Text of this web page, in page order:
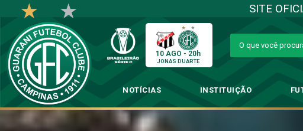
SITE
10 AGO - 20h
JONAS DUARTE
NOTÍCIAS INSTITUIÇÃO